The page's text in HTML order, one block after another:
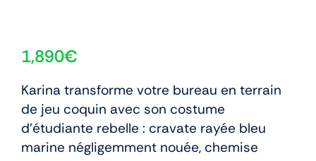
1,890€
Karina transforme votre bureau en terrain
de jeu coquin avec son costume
d’étudiante rebelle : cravate rayée bleu
marine négligemment nouée, chemise